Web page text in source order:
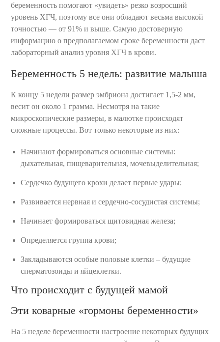
беременность помогают «увидеть» резко возросший
уровень ХГЧ, поэтому все они обладают весьма высокой
точностью — от 91% и выше. Самую достоверную
информацию о предполагаемом сроке беременности даст
лабораторный анализ уровня ХГЧ в крови.
Беременность 5 недель: развитие малыша
К концу 5 недели размер эмбриона достигает 1,5-2 мм,
весит он около 1 грамма. Несмотря на такие
микроскопические размеры, в малютке происходят
сложные процессы. Вот только некоторые из них:
Начинают формироваться основные системы:
дыхательная, пищеварительная, мочевыделительная;
Сердечко будущего крохи делает первые удары;
Развивается нервная и сердечно-сосудистая системы;
Начинает формироваться щитовидная железа;
Определяется группа крови;
Закладываются особые половые клетки – будущие
сперматозоиды и яйцеклетки.
Что происходит с будущей мамой
Эти коварные «гормоны беременности»
На 5 неделе беременности настроение некоторых будущих